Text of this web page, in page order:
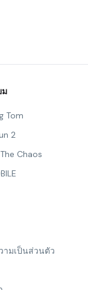
ม
Tom
2
Chaos
ามเป็นส่วนตัว